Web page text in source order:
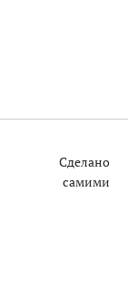
Сделано
самими